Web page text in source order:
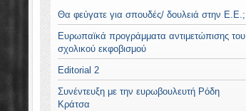
Θα φεύγατε για σπουδές/ δουλειά στην Ε.Ε.;
Ευρωπαϊκά προγράμματα αντιμετώπισης του
σχολικού εκφοβισμού
Editorial 2
Συνέντευξη με την ευρωβουλευτή Ρόδη
Κράτσα